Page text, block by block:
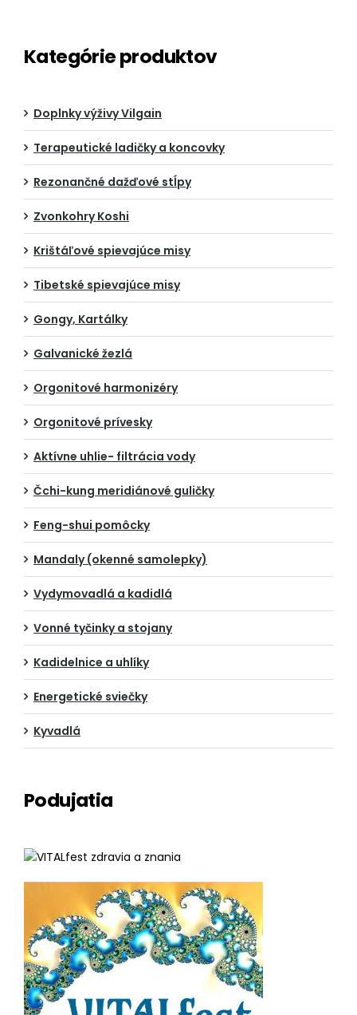
Kategórie produktov
Doplnky výživy Vilgain
Terapeutické ladičky a koncovky
Rezonančné dažďové stĺpy
Zvonkohry Koshi
Krištáľové spievajúce misy
Tibetské spievajúce misy
Gongy, Kartálky
Galvanické žezlá
Orgonitové harmonizéry
Orgonitové prívesky
Aktívne uhlie- filtrácia vody
Čchi-kung meridiánové guličky
Feng-shui pomôcky
Mandaly (okenné samolepky)
Vydymovadlá a kadidlá
Vonné tyčinky a stojany
Kadidelnice a uhlíky
Energetické sviečky
Kyvadlá
Podujatia